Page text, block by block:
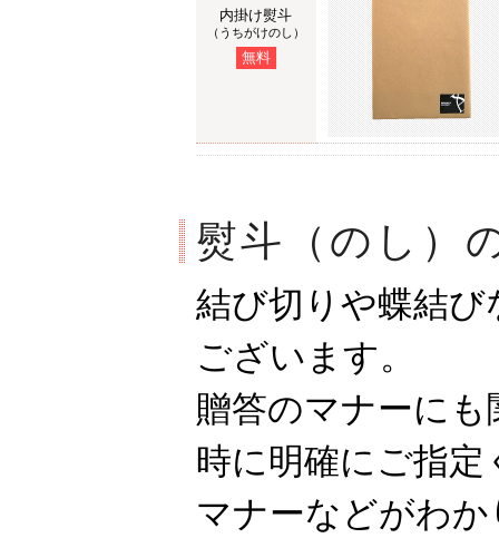
内掛け熨斗
（うちがけのし）
無料
熨斗（のし
結び切りや蝶結
ございます。
贈答のマナーに
時に明確にご指定
マナーなどがわ